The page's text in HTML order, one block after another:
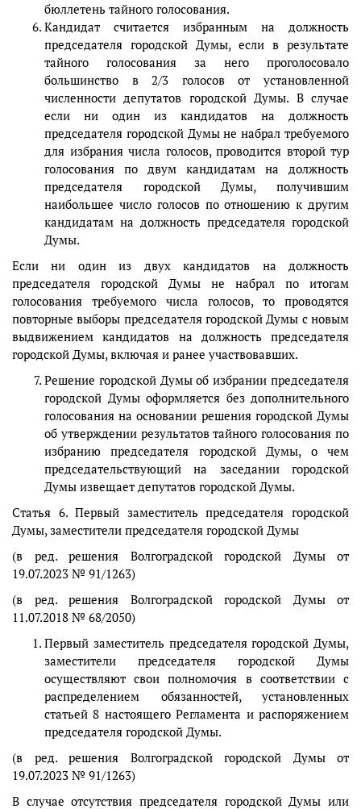
бюллетень тайного голосования.
Кандидат считается избранным на должность
председателя городской Думы, если в результате
тайного голосования за него проголосовало
большинство в 2/3 голосов от установленной
численности депутатов городской Думы. В случае
если ни один из кандидатов на должность
председателя городской Думы не набрал требуемого
для избрания числа голосов, проводится второй тур
голосования по двум кандидатам на должность
председателя городской Думы, получившим
наибольшее число голосов по отношению к другим
кандидатам на должность председателя городской
Думы.
Если ни один из двух кандидатов на должность
председателя городской Думы не набрал по итогам
голосования требуемого числа голосов, то проводятся
повторные выборы председателя городской Думы с новым
выдвижением кандидатов на должность председателя
городской Думы, включая и ранее участвовавших.
Решение городской Думы об избрании председателя
городской Думы оформляется без дополнительного
голосования на основании решения городской Думы
об утверждении результатов тайного голосования по
избранию председателя городской Думы, о чем
председательствующий на заседании городской
Думы извещает депутатов городской Думы.
Статья 6. Первый заместитель председателя городской
Думы, заместители председателя городской Думы
(в ред. решения Волгоградской городской Думы от
19.07.2023 № 91/1263)
(в ред. решения Волгоградской городской Думы от
11.07.2018 № 68/2050)
Первый заместитель председателя городской Думы,
заместители председателя городской Думы
осуществляют свои полномочия в соответствии с
распределением обязанностей, установленных
статьей 8 настоящего Регламента и распоряжением
председателя городской Думы.
(в ред. решения Волгоградской городской Думы от
19.07.2023 № 91/1263)
В случае отсутствия председателя городской Думы или